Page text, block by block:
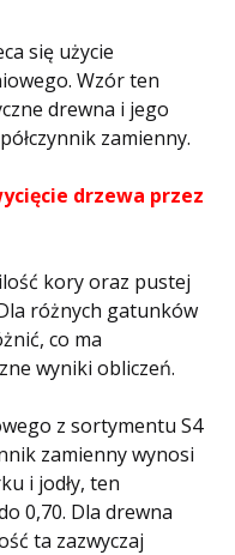
się użycie
Wzór ten
drewna i jego
zamienny.
drzewa przez
kory oraz pustej
różnych gatunków
co ma
wyniki obliczeń.
z sortymentu S4
zamienny wynosi
i jodły, ten
0,70. Dla drewna
ta zazwyczaj